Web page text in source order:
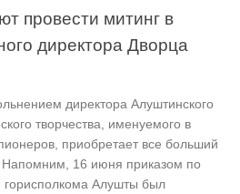
провести митинг в
директора Дворца
директора Алуштинского
творчества, именуемого в
приобретает все больший
16 июня приказом по
Алушты был